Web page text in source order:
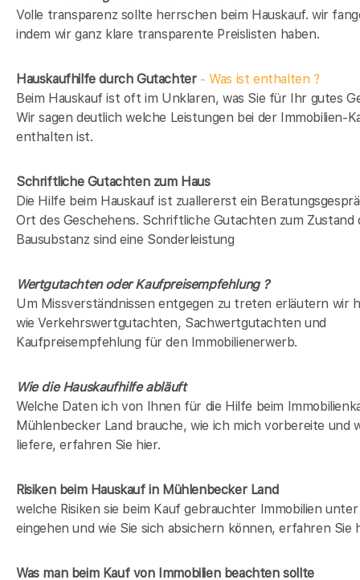
Volle transparenz sollte herrschen beim Hauskauf. wir
indem wir ganz klare transparente Preislisten haben.
Hauskaufhilfe durch Gutachter- Was ist enthalten ?
Beim Hauskauf ist oft im Unklaren, was Sie für Ihr gutes
Wir sagen deutlich welche Leistungen bei der Immobilien-
enthalten ist.
Schriftliche Gutachten zum Haus
Die Hilfe beim Hauskauf ist zuallererst ein
Ort des Geschehens. Schriftliche Gutachten zum Zustand
Bausubstanz sind eine Sonderleistung
Wertgutachten oder Kaufpreisempfehlung ?
Um Missverständnissen entgegen zu treten erläutern wir
wie Verkehrswertgutachten, Sachwertgutachten und
Kaufpreisempfehlung für den Immobilienerwerb.
Wie die Hauskaufhilfe abläuft
Welche Daten ich von Ihnen für die Hilfe beim
Mühlenbecker Land brauche, wie ich mich vorbereite und
liefere, erfahren Sie hier.
Risiken beim Hauskaufin Mühlenbecker Land
welche Risiken sie beim Kauf gebrauchter Immobilien
eingehen und wie Sie sich absichern können, erfahren Sie
Was man beim Kauf von Immobilien beachten sollte